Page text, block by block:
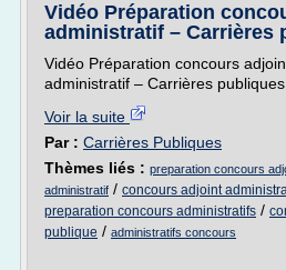
Vidéo Préparation
administratif – Carrières
Vidéo Préparation concours
administratif – Carrières publiques
Voir la suite
Par : Carrières Publiques
Thèmes liés : preparation concours
administratif / concours adjoint
preparation concours administratifs /
publique / administratifs concours